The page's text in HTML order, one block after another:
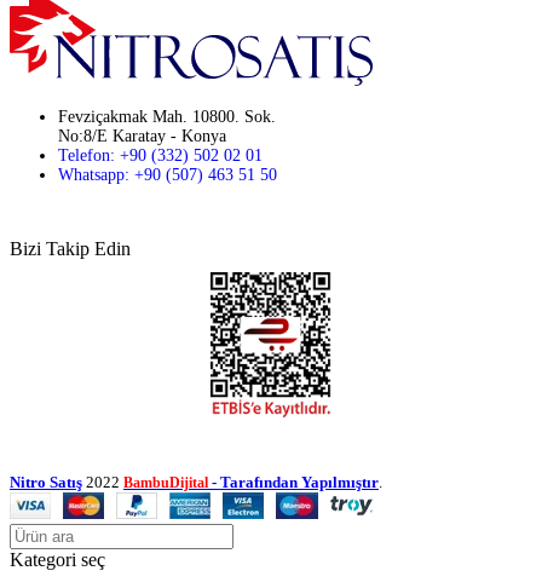
Fevziçakmak Mah. 10800. Sok.
No:8/E Karatay - Konya
Telefon: +90 (332) 502 02 01
Whatsapp: +90 (507) 463 51 50
Bizi Takip Edin
Nitro Satış 2022 BambuDijital - Tarafından Yapılmıştır
Kategori seç